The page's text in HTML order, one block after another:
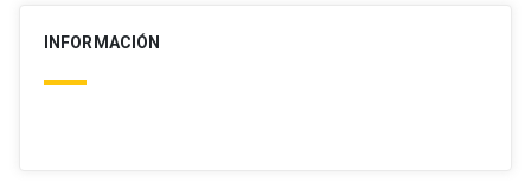
INFORMACIÓN